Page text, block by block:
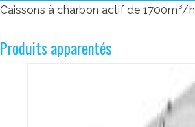
Caissons à charbon actif de 1700m³/h
Produits apparentés